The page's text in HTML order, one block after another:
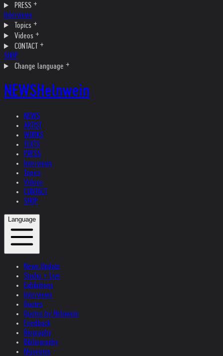
PRESS
Interviews
Topics
Videos
CONTACT
SHOP
Change language
NEWSHelnwein
NEWS
ARTIST
WORKS
TEXTS
PRESS
Interviews
Topics
Videos
CONTACT
SHOP
Language
News Update
Studio + Live
Exhibitions
Interviews
Quotes
Quotes by Helnwein
Feedback
Biography
Bibliography
Museums